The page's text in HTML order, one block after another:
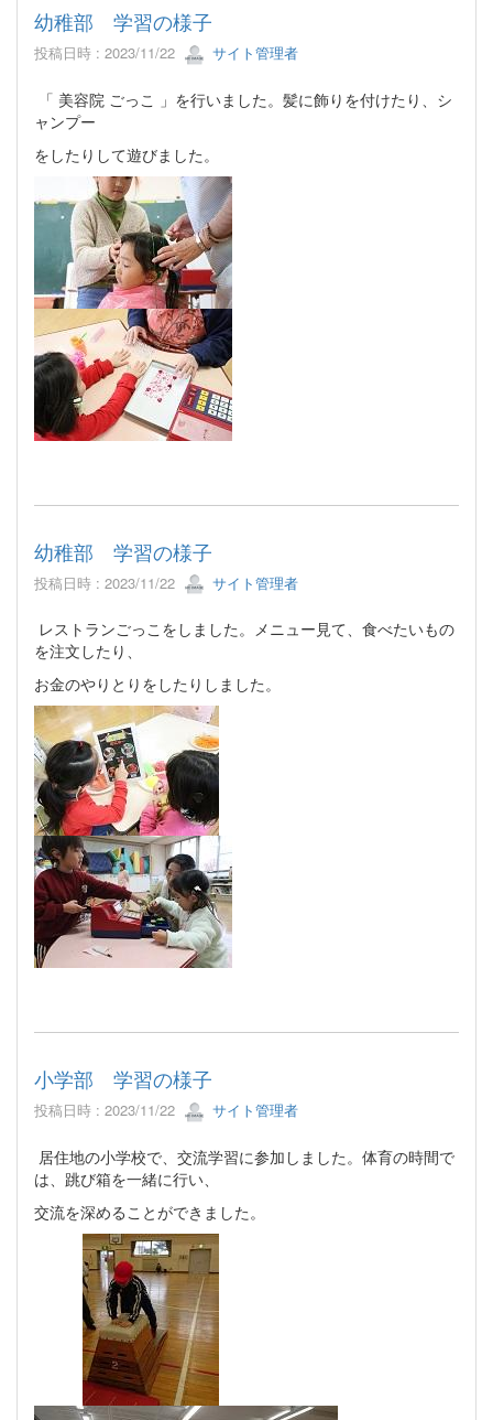
幼稚部 学習の様子
投稿日時 : 2023/11/22 サイト管理者
「 美容院 ごっこ 」を行いました。髪に飾りを付けたり、シ
ャンプー
をしたりして遊びました。
幼稚部 学習の様子
投稿日時 : 2023/11/22 サイト管理者
レストランごっこをしました。メニュー見て、食べたいもの
を注文したり、
お金のやりとりをしたりしました。
小学部 学習の様子
投稿日時 : 2023/11/22 サイト管理者
居住地の小学校で、交流学習に参加しました。体育の時間で
は、跳び箱を一緒に行い、
交流を深めることができました。